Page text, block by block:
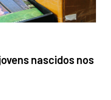
nascidos nos